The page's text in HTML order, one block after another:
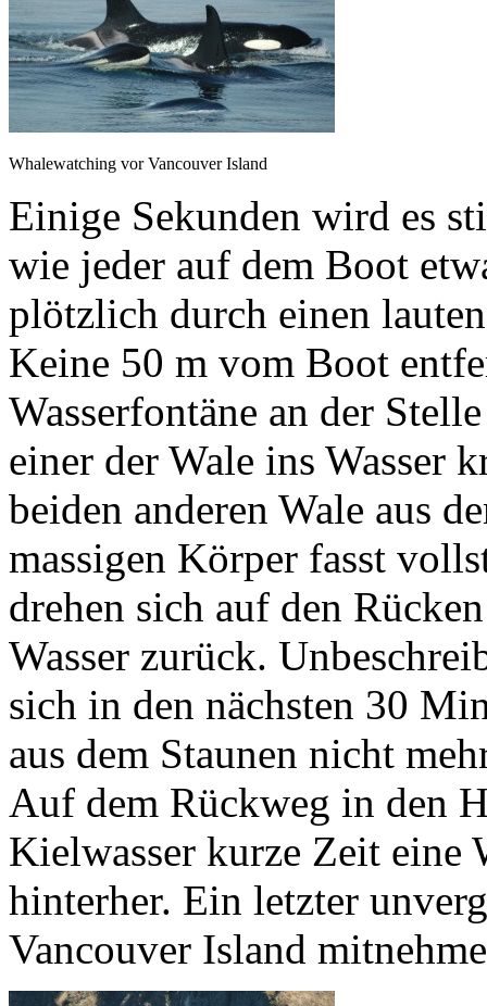
Whalewatching vor Vancouver Island
Einige Sekunden wird es
wie jeder auf dem Boot
plötzlich durch einen
Keine 50 m vom Boot
Wasserfontäne an der
einer der Wale ins Wasser
beiden anderen Wale aus
massigen Körper fasst
drehen sich auf den
Wasser zurück.
sich in den nächsten 30
aus dem Staunen nicht
Auf dem Rückweg in den
Kielwasser kurze Zeit eine
hinterher. Ein letzter
Vancouver Island